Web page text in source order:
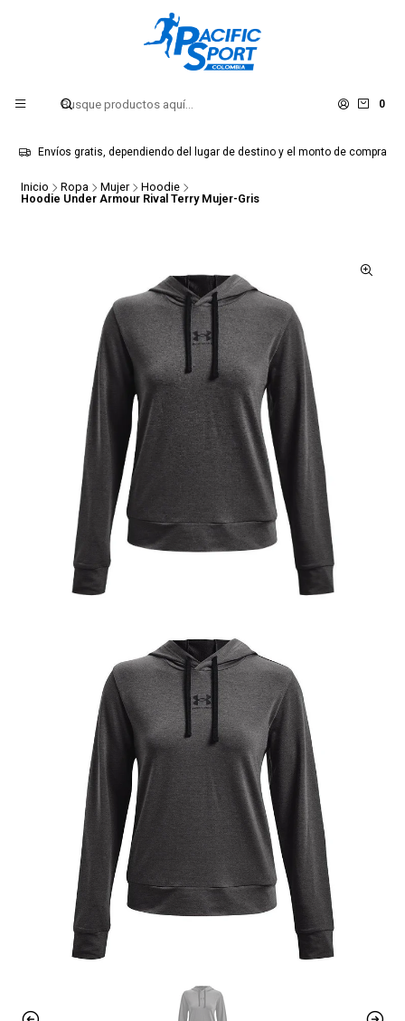
0
Envíos gratis, dependiendo del lugar de destino y el monto de compra
Inicio Ropa Mujer
Hoodie
Hoodie Under Armour Rival Terry Mujer-Gris